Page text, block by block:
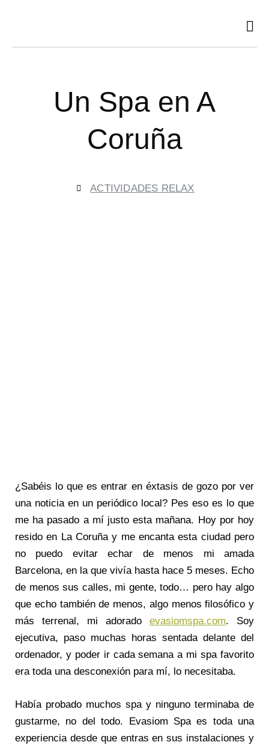
Un Spa en A
Coruña
ACTIVIDADES RELAX
¿Sabéis lo que es entrar en éxtasis de gozo por ver
una noticia en un periódico local? Pes eso es lo que
me ha pasado a mí justo esta mañana. Hoy por hoy
resido en La Coruña y me encanta esta ciudad pero
no puedo evitar echar de menos mi amada
Barcelona, en la que vivía hasta hace 5 meses. Echo
de menos sus calles, mi gente, todo… pero hay algo
que echo también de menos, algo menos filosófico y
más terrenal, mi adorado evasiomspa.com. Soy
ejecutiva, paso muchas horas sentada delante del
ordenador, y poder ir cada semana a mi spa favorito
era toda una desconexión para mí, lo necesitaba.
Había probado muchos spa y ninguno terminaba de
gustarme, no del todo. Evasiom Spa es toda una
experiencia desde que entras en sus instalaciones y